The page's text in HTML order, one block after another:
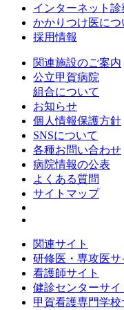
インターネット
かかりつけ医につ
採用情報
関連施設のご案内
公立甲賀病院
組合について
お知らせ
個人情報保護方針
SNSについて
各種お問い合わせ
病院情報の公表
よくある質問
サイトマップ
関連サイト
研修医・専攻医サ
看護師サイト
健診センターサイ
甲賀看護専門学校